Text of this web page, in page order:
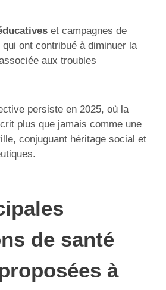
et campagnes de
ont contribué à diminuer la
aux troubles
persiste en 2025, où la
plus que jamais comme une
conjuguant héritage social et
de santé
à